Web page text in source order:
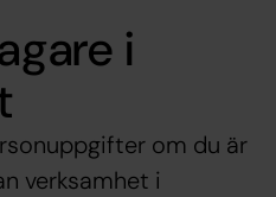
i
om du är
verksamhet i